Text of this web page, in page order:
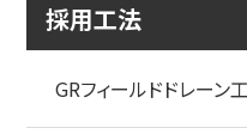
採用工法
GRフィールドドレーン